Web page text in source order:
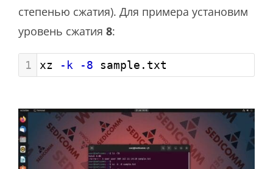
степенью сжатия). Для примера установим
уровень сжатия 8:
1 xz -k -8 sample.txt